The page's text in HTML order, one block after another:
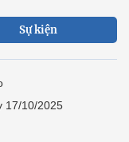
Sự kiện
17/10/2025